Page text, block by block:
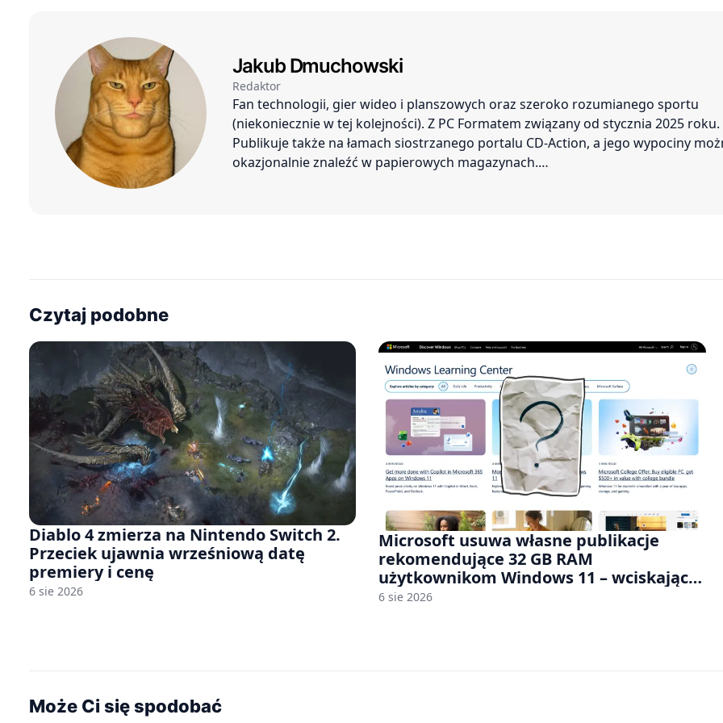
Jakub Dmuchowski
Redaktor
Fan technologii, gier wideo i planszowych oraz szeroko rozumianego sportu
(niekoniecznie w tej kolejności). Z PC Formatem związany od stycznia 2025 roku.
Publikuje także na łamach siostrzanego portalu CD-Action, a jego wypociny
okazjonalnie znaleźć w papierowych magazynach.…
Czytaj podobne
Diablo 4 zmierza na Nintendo Switch 2.
Przeciek ujawnia wrześniową datę
premiery i cenę
6 sie 2026
Microsoft usuwa własne publikacje
rekomendujące 32 GB RAM
użytkownikom Windows 11 – wciskając
nam przy tym komputery z 8 GB RAM po
6 sie 2026
Może Ci się spodobać